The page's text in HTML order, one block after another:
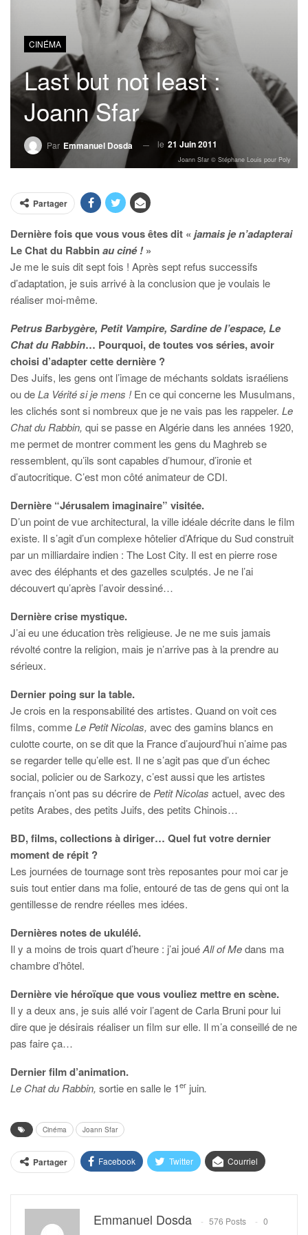
CINÉMA
Last but not least :
Joann Sfar
Par Emmanuel Dosda le 21 Juin 2011
Joann Sfar © Stéphane Louis pour Poly
Partager
Dernière fois que vous vous êtes dit « jamais je n’adapterai
Le Chat du Rabbinau ciné !»
Je me le suis dit sept fois ! Après sept refus successifs
d’adaptation, je suis arrivé à la conclusion que je voulais le
réaliser moi-même.
Petrus Barbygère, Petit Vampire, Sardine de l’espace, Le
Chat du Rabbin… Pourquoi, de toutes vos séries, avoir
choisi d’adapter cette dernière ?
Des Juifs, les gens ont l’image de méchants soldats israéliens
ou deLa Vérité si je mens !En ce qui concerne les Musulmans,
les clichés sont si nombreux que je ne vais pas les rappeler. Le
Chat du Rabbin, qui se passe en Algérie dans les années 1920,
me permet de montrer comment les gens du Maghreb se
ressemblent, qu’ils sont capables d’humour, d’ironie et
d’autocritique. C’est mon côté animateur de CDI.
Dernière “Jérusalem imaginaire” visitée.
D’un point de vue architectural, la ville idéale décrite dans le film
existe. Il s’agit d’un complexe hôtelier d’Afrique du Sud construit
par un milliardaire indien : The Lost City. Il est en pierre rose
avec des éléphants et des gazelles sculptés. Je ne l’ai
découvert qu’après l’avoir dessiné…
Dernière crise mystique.
J’ai eu une éducation très religieuse. Je ne me suis jamais
révolté contre la religion, mais je n’arrive pas à la prendre au
sérieux.
Dernier poing sur la table.
Je crois en la responsabilité des artistes. Quand on voit ces
films, commeLe Petit Nicolas, avec des gamins blancs en
culotte courte, on se dit que la France d’aujourd’hui n’aime pas
se regarder telle qu’elle est. Il ne s’agit pas que d’un échec
social, policier ou de Sarkozy, c’est aussi que les artistes
français n’ont pas su décrire de Petit Nicolas actuel, avec des
petits Arabes, des petits Juifs, des petits Chinois…
BD, films, collections à diriger… Quel fut votre dernier
moment de répit ?
Les journées de tournage sont très reposantes pour moi car je
suis tout entier dans ma folie, entouré de tas de gens qui ont la
gentillesse de rendre réelles mes idées.
Dernières notes de ukulélé.
Il y a moins de trois quart d’heure : j’ai jouéAll of Medans ma
chambre d’hôtel.
Dernière vie héroïque que vous vouliez mettre en scène.
Il y a deux ans, je suis allé voir l’agent de Carla Bruni pour lui
dire que je désirais réaliser un film sur elle. Il m’a conseillé de ne
pas faire ça…
Dernier film d’animation.
Le Chat du Rabbin, sortie en salle le 1er juin.
Cinéma Joann Sfar
Partager Facebook Twitter Courriel
Emmanuel Dosda 576 Posts 0